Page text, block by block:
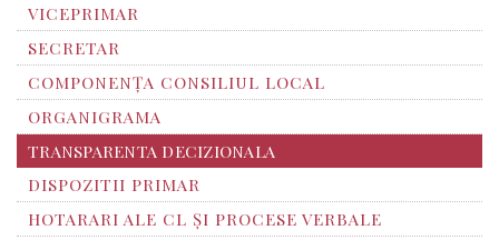
VICEPRIMAR
SECRETAR
COMPONENȚA CONSILIUL LOCAL
ORGANIGRAMA
TRANSPARENTA DECIZIONALA
DISPOZITII PRIMAR
HOTARARI ALE CL ȘI PROCESE VERBALE